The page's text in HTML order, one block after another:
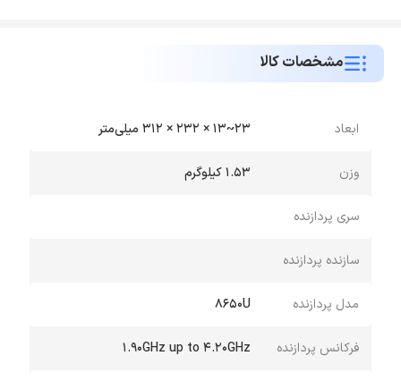
مشخصات کالا
ابعاد 23~13 × 232 × 312 میلی‌متر
وزن 1.53 کیلوگرم
سری پردازنده
سازنده پردازنده
مدل پردازنده 8650U
فرکانس پردازنده 1.90GHz up to 4.20GHz